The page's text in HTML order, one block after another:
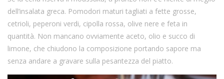
dell’insalata greca. Pomodori maturi tagliati a fette grosse,
cetrioli, peperoni verdi, cipolla rossa, olive nere e feta in
quantità. Non mancano ovviamente aceto, olio e succo di
limone, che chiudono la composizione portando sapore ma
senza andare a gravare sulla pesantezza del piatto.